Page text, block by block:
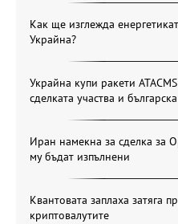
Как ще изглежда
Украйна?
Украйна купи ракети
сделката участва и
Иран намекна за сделка за
му бъдат изпълнени
Квантовата заплаха затяга
криптовалутите